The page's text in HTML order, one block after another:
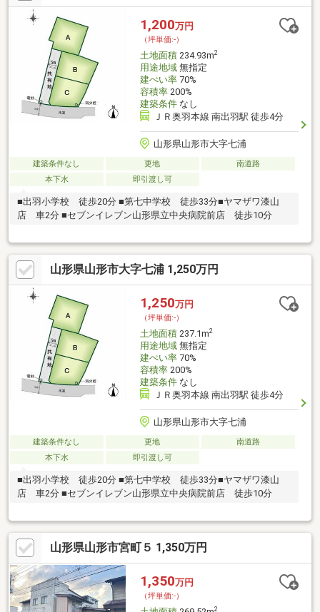
1,200万円
（坪単価:-）
土地面積234.93m2
用途地域無指定
建ぺい率70%
容積率200%
建築条件なし
ＪＲ奥羽本線 南出羽駅 徒歩4分
山形県山形市大字七浦
建築条件なし 更地
南道路
本下水
即引渡し可
■出羽小学校 徒歩20分 ■第七中学校 徒歩33分■ヤマザワ漆山
店 車2分 ■セブンイレブン山形県立中央病院前店 徒歩10分
山形県山形市大字七浦 1,250万円
1,250万円
（坪単価:-）
土地面積237.1m2
用途地域無指定
建ぺい率70%
容積率200%
建築条件なし
ＪＲ奥羽本線 南出羽駅 徒歩4分
山形県山形市大字七浦
建築条件なし 更地
南道路
本下水
即引渡し可
■出羽小学校 徒歩20分 ■第七中学校 徒歩33分■ヤマザワ漆山
店 車2分 ■セブンイレブン山形県立中央病院前店 徒歩10分
山形県山形市宮町５ 1,350万円
1,350万円
（坪単価:-）
2